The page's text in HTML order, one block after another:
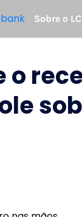
Sobre o
o